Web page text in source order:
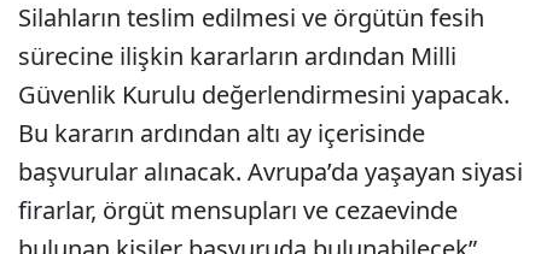
Silahların teslim edilmesi ve örgütün fesih
sürecine ilişkin kararların ardından Milli
Güvenlik Kurulu değerlendirmesini yapacak.
Bu kararın ardından altı ay içerisinde
başvurular alınacak. Avrupa’da yaşayan siyasi
firarlar, örgüt mensupları ve cezaevinde